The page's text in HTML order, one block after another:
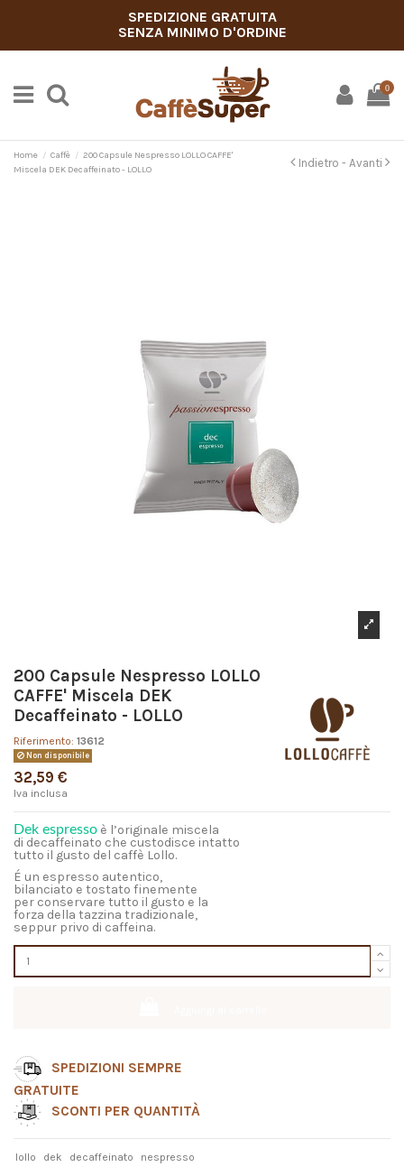
SPEDIZIONE GRATUITA
SENZA MINIMO D'ORDINE
0
Home Caffè
200 Capsule Nespresso LOLLO CAFFE'
Miscela DEK Decaffeinato - LOLLO
Indietro - Avanti
200 Capsule Nespresso LOLLO
CAFFE' Miscela DEK
Decaffeinato - LOLLO
Riferimento: 13612
Non disponibile
32,59 €
Iva inclusa
Dek espresso è l’originale miscela
di decaffeinato che custodisce intatto
tutto il gusto del caffè Lollo.
É un espresso autentico,
bilanciato e tostato finemente
per conservare tutto il gusto e la
forza della tazzina tradizionale,
seppur privo di caffeina.
SPEDIZIONI SEMPRE
GRATUITE
SCONTI PER QUANTITÀ
lollo dek decaffeinato nespresso